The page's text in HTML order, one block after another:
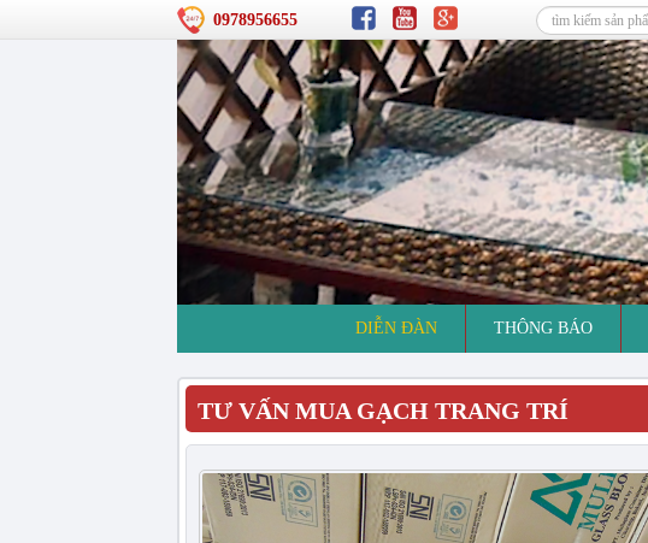
0978956655
DIỄN ĐÀN THÔNG BÁO
TƯ VẤN MUA GẠCH TRANG TRÍ